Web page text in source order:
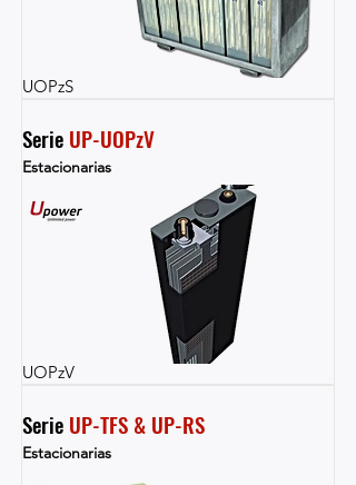
UOPzS
Serie UP-UOPzV
Estacionarias
UOPzV
Serie UP-TFS & UP-RS
Estacionarias